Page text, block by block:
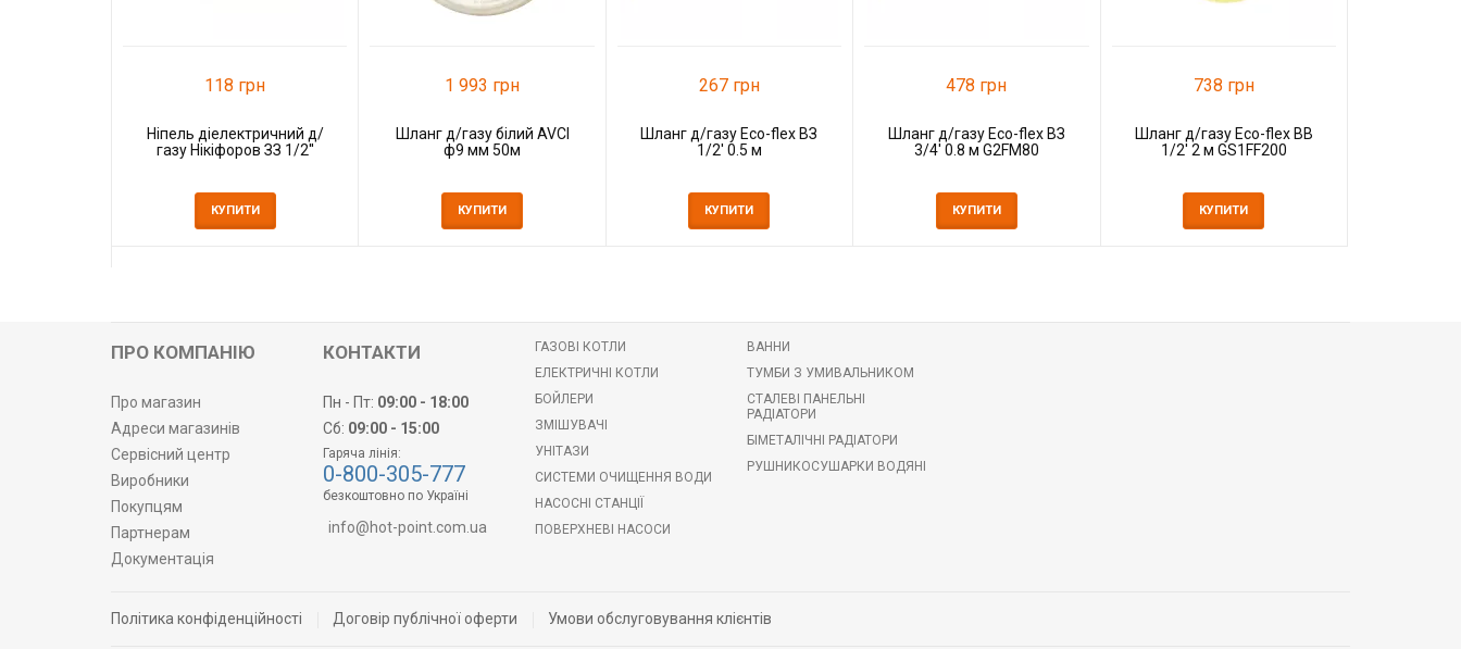
118 грн
Ніпель діелектричний д/
газу Нікіфоров ЗЗ 1/2''
КУПИТИ
1 993 грн
Шланг д/газу білий AVCI
ф9 мм 50м
КУПИТИ
267 грн
Шланг д/газу Eco-flex ВЗ
1/2' 0.5 м
КУПИТИ
478 грн
Шланг д/газу Eco-flex ВЗ
3/4' 0.8 м G2FM80
КУПИТИ
738 грн
Шланг д/газу Eco-flex ВВ
1/2' 2 м GS1FF200
КУПИТИ
ПРО КОМПАНІЮ
Про магазин
Адреси магазинів
Сервісний центр
Виробники
Покупцям
Партнерам
Документація
КОНТАКТИ
Пн - Пт: 09:00 - 18:00
Сб: 09:00 - 15:00
Гаряча лінія:
0-800-305-777
безкоштовно по Україні
info@hot-point.com.ua
ГАЗОВІ КОТЛИ
ЕЛЕКТРИЧНІ КОТЛИ
БОЙЛЕРИ
ЗМІШУВАЧІ
УНІТАЗИ
СИСТЕМИ ОЧИЩЕННЯ ВОДИ
НАСОСНІ СТАНЦІЇ
ПОВЕРХНЕВІ НАСОСИ
ВАННИ
ТУМБИ З УМИВАЛЬНИКОМ
СТАЛЕВІ ПАНЕЛЬНІ
РАДІАТОРИ
БІМЕТАЛІЧНІ РАДІАТОРИ
РУШНИКОСУШАРКИ ВОДЯНІ
Політика конфіденційності Договір публічної оферти Умови обслуговування клієнтів